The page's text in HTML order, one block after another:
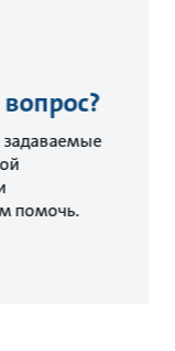
задаваемые
помочь.